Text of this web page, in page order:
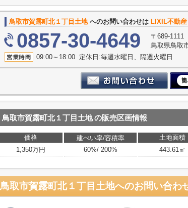
鳥取市賀露町北１丁目土地へのお問い合わせは LIXIL不動
0857-30-4649
〒689-1111
鳥取県鳥取
09:00～18:00 定休日:毎週水曜日、隔週火曜日
鳥取市賀露町北１丁目土地の販売区画情報
価格 建ぺい率/容積率 土地面積
1,350万円
60%/ 200% 443.61㎡
鳥取市賀露町北１丁目土地へのお問い合わ